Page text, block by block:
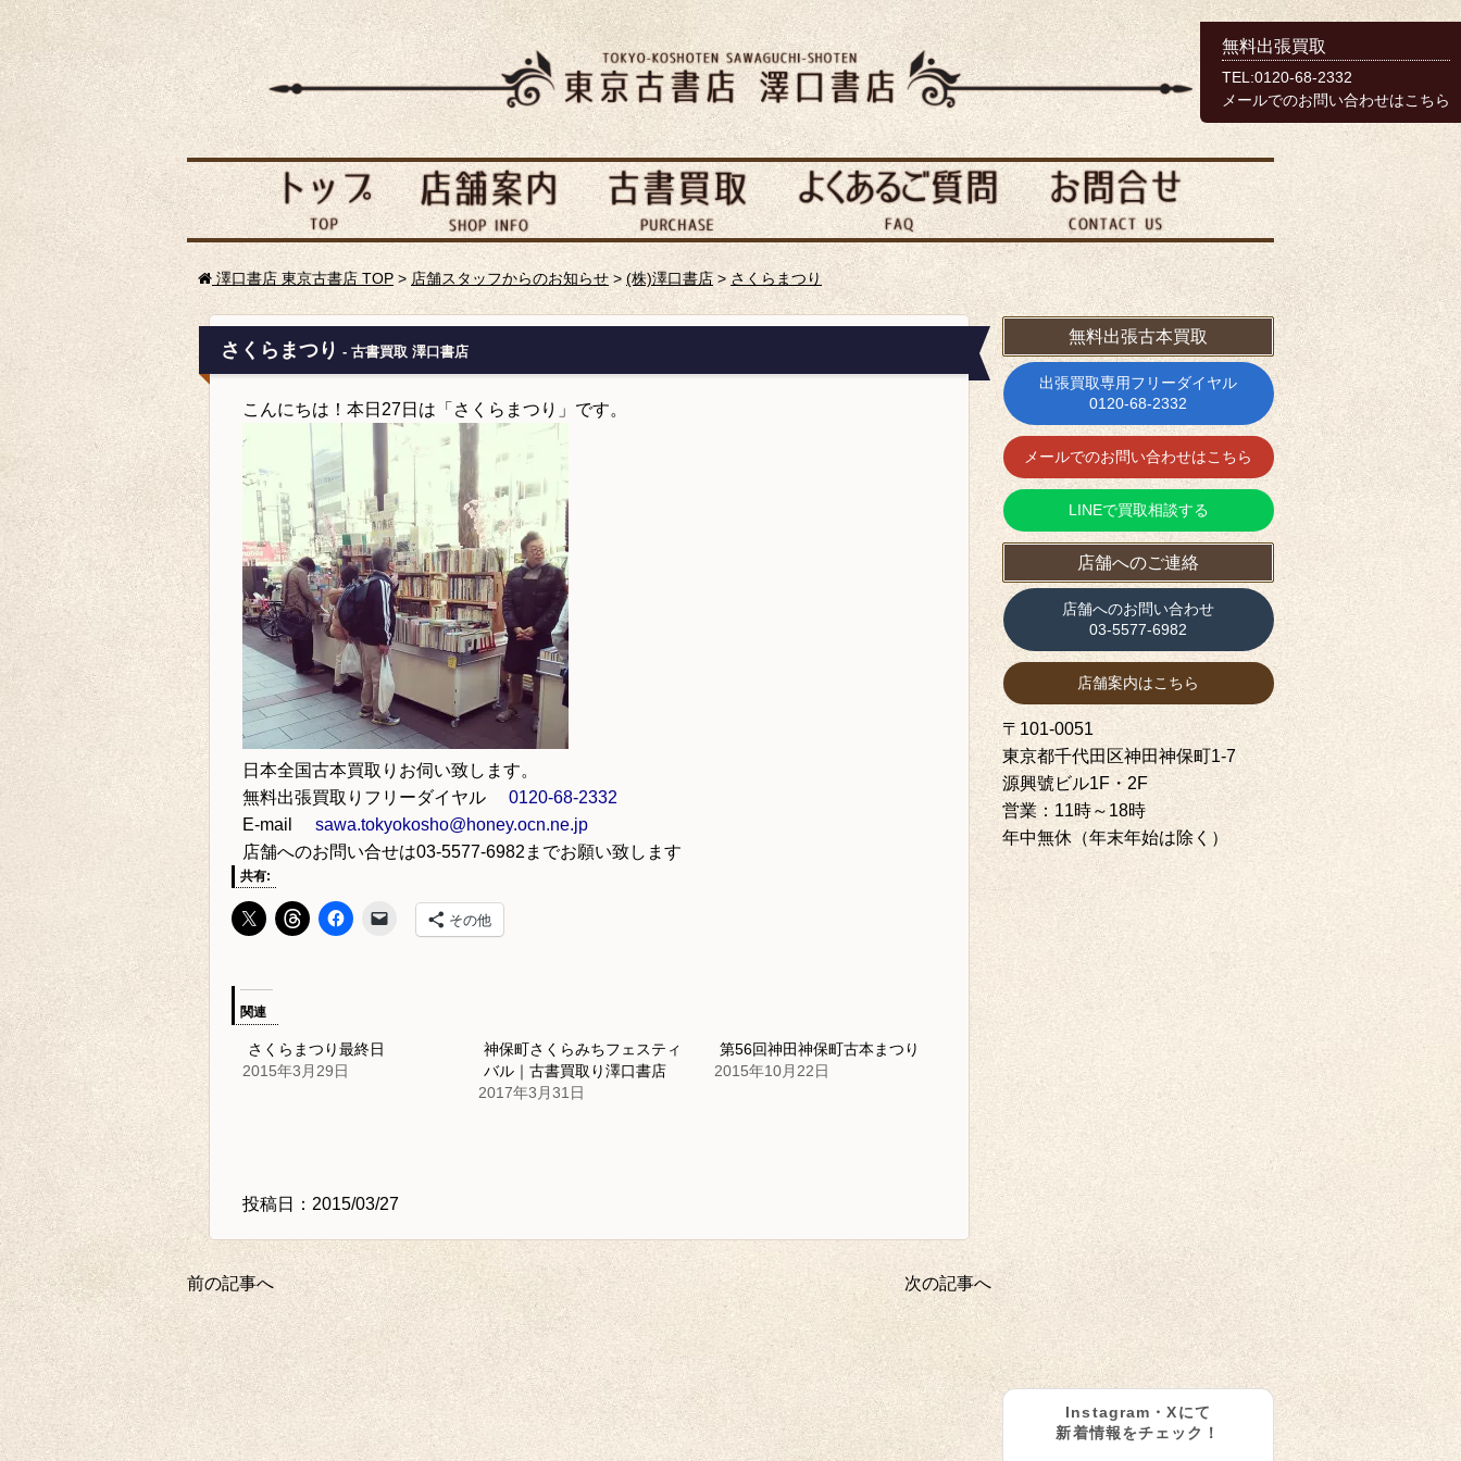
澤口書店 東京古書店 TOP > 店舗スタッフからのお知らせ >(株)澤口書店 >さくらまつり
さくらまつり - 古書買取 澤口書店
こんにちは！本日27日は「さくらまつり」です。
日本全国古本買取り お伺い致します。
無料出張買取りフリーダイヤル
0120-68-2332
E-mail
sawa.tokyokosho@honey.ocn.ne.jp
店舗へのお問い合せは03-5577-6982 までお願い致します
共有:
その他
関連
さくらまつり最終日
2015年3月29日
神保町さくらみちフェスティ
バル｜古書買取り澤口書店
2017年3月31日
第56回神田神保町古本まつり
2015年10月22日
投稿日：2015/03/27
次の記事へ
前の記事へ
無料出張古本買取
出張買取専用フリーダイヤル
0120-68-2332
メールでのお問い合わせはこちら
LINEで買取相談する
店舗へのご連絡
店舗へのお問い合わせ
03-5577-6982
店舗案内はこちら
〒101-0051
東京都千代田区神田神保町1‐7
源興號ビル1F・2F
営業：11時～18時
年中無休（年末年始は除く）
Instagram・Xにて
新着情報をチェック！
無料出張買取
TEL:0120-68-2332
メールでのお問い合わせはこちら